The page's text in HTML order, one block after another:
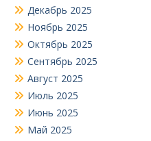
Декабрь 2025
Ноябрь 2025
Октябрь 2025
Сентябрь 2025
Август 2025
Июль 2025
Июнь 2025
Май 2025